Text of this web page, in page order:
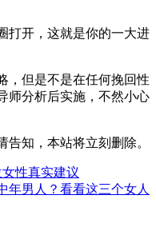
打开，这就是你的一大进
，但是不是在任何挽回性
师分析后实施，不然小心
知，本站将立刻删除。
性真实建议
年男人？看看这三个女人